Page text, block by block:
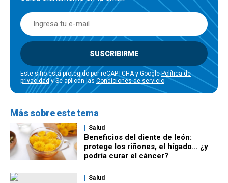
SUSCRIBIRME
Este sitio está protegido por reCAPTCHA y GooglePolítica de
privacidady Se aplican las Condiciones de servicio.
Más sobre este tema
Salud
Beneficios del diente de león:
protege los riñones, el hígado… ¿y
podría curar el cáncer?
Salud